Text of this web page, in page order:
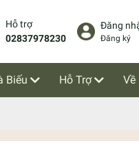
Hỗ trợ
02837978230
Đăng
Đăng ký
Biếu Hỗ Trợ Về